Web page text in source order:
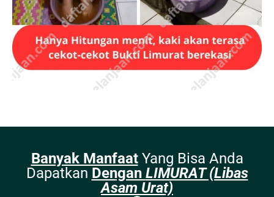
Banyak ManfaatYang Bisa Anda
Dapatkan Dengan LIMURAT (Libas
Asam Urat)